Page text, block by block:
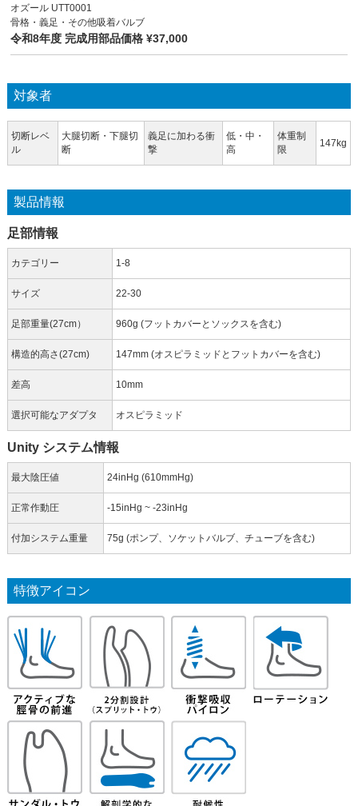
オズール UTT0001
骨格・義足・その他吸着バルブ
令和8年度 完成用部品価格 ¥37,000
対象者
切断レベ
ル
大腿切断・下腿切
断
義足に加わる衝
撃
低・中・
高
体重制
限
147kg
製品情報
足部情報
カテゴリー 1-8
サイズ 22-30
足部重量(27cm） 960g (フットカバーとソックスを含む)
構造的高さ(27cm) 147mm (オスピラミッドとフットカバーを含む)
差高 10mm
選択可能なアダプタ オスピラミッド
Unity システム情報
最大陰圧値 24inHg (610mmHg)
正常作動圧 -15inHg ~ -23inHg
付加システム重量 75g (ポンプ、ソケットバルブ、チューブを含む)
特徴アイコン